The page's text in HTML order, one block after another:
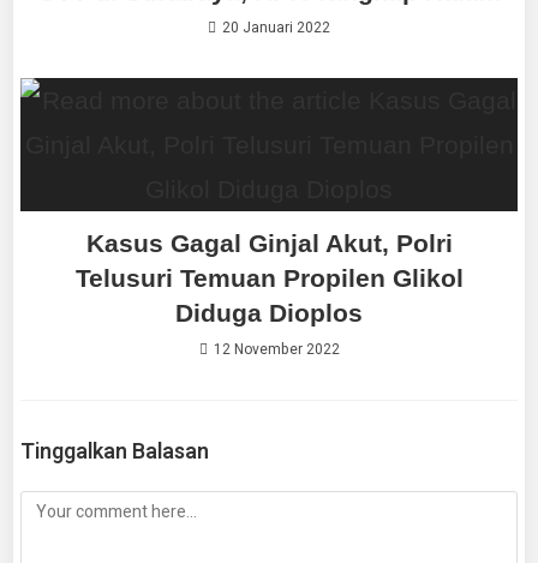
20 Januari 2022
Kasus Gagal Ginjal Akut, Polri
Telusuri Temuan Propilen Glikol
Diduga Dioplos
12 November 2022
Tinggalkan Balasan